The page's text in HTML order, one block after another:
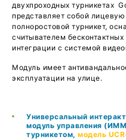
двухпроходных турникетах
представляет собой
полноростовой турникет,
считывателем
интеграции с системой
Модуль имеет
эксплуатации на улице.
Универсальный
модуль управления
турникетом, модель